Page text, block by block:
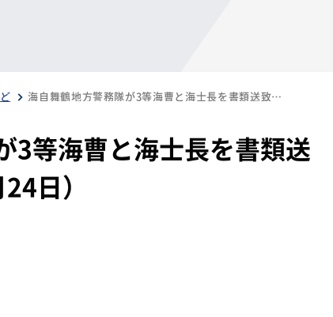
海自舞鶴地方警務隊が3等海曹と海士長を書類送致、性的暴行で（6月24日）
3等海曹と海士長を書類送
日）